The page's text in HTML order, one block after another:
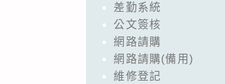
差勤系統
公文簽核
網路請購
網路請購(備用)
維修登記